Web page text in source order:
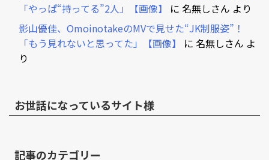
「やっぱ“持ってる”2人」【画像】
に 名無しさん より
影山優佳、OmoinotakeのMVで見せた“JK制服姿”！
「もう見れないと思ってた」【画像】
に 名無しさん よ
り
お世話になっているサイト様
記事のカテゴリー